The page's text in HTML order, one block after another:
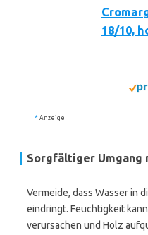
18/10,
* Anzeige
Sorgfältiger Umgang
Vermeide, dass Wasser in
eindringt. Feuchtigkeit
verursachen und Holz